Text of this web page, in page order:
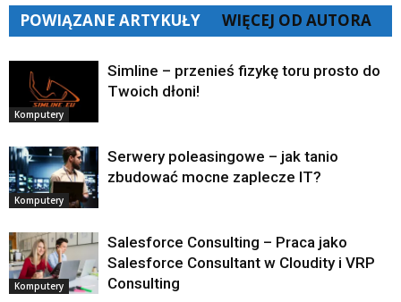
POWIĄZANE ARTYKUŁY WIĘCEJ OD AUTORA
Komputery
Simline – przenieś fizykę toru prosto do
Twoich dłoni!
Komputery
Serwery poleasingowe – jak tanio
zbudować mocne zaplecze IT?
Komputery
Salesforce Consulting – Praca jako
Salesforce Consultant w Cloudity i VRP
Consulting